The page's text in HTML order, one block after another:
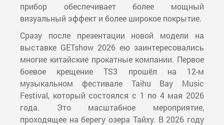
прибор обеспечивает более мощный
визуальный эффект и более широкое покрытие.
Сразу после презентации новой модели на
выставке GETshow 2026 ею заинтересовались
многие китайские прокатные компании. Первое
боевое крещение TS3 прошёл на 12-м
музыкальном фестивале Taihu Bay Music
Festival, который состоялся с 1 по 4 мая 2026
года. Это масштабное мероприятие,
проходящее на берегу озера Тайху. В 2026 году